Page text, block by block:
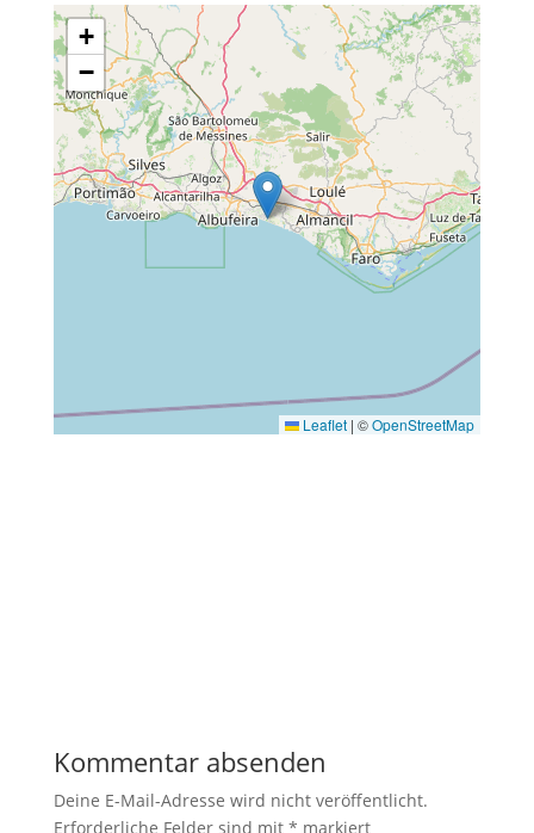
+
−
Leaflet | ©OpenStreetMap
Kommentar absenden
Deine E-Mail-Adresse wird nicht veröffentlicht.
Erforderliche Felder sind mit * markiert